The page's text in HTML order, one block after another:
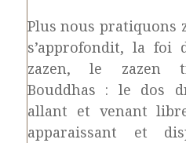
Plus nous pratiquons
s’approfondit, la foi
zazen, le zazen
Bouddhas : le dos
allant et venant
apparaissant et